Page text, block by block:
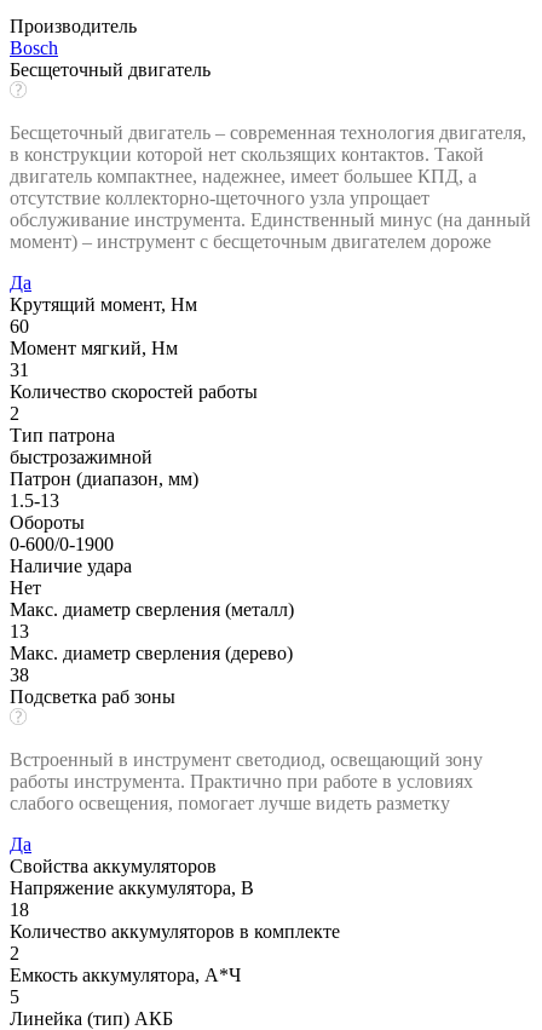
Производитель
Bosch
Бесщеточный двигатель
Бесщеточный двигатель – современная технология двигателя,
в конструкции которой нет скользящих контактов. Такой
двигатель компактнее, надежнее, имеет большее КПД, а
отсутствие коллекторно-щеточного узла упрощает
обслуживание инструмента. Единственный минус (на данный
момент) – инструмент с бесщеточным двигателем дороже
Да
Крутящий момент, Нм
60
Момент мягкий, Нм
31
Количество скоростей работы
2
Тип патрона
быстрозажимной
Патрон (диапазон, мм)
1.5-13
Обороты
0-600/0-1900
Наличие удара
Нет
Макс. диаметр сверления (металл)
13
Макс. диаметр сверления (дерево)
38
Подсветка раб зоны
Встроенный в инструмент светодиод, освещающий зону
работы инструмента. Практично при работе в условиях
слабого освещения, помогает лучше видеть разметку
Да
Свойства аккумуляторов
Напряжение аккумулятора, В
18
Количество аккумуляторов в комплекте
2
Емкость аккумулятора, А*Ч
5
Линейка (тип) АКБ